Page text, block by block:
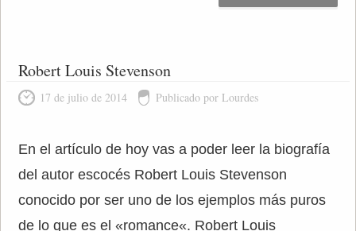
Robert Louis Stevenson
17 de julio de 2014 Publicado por Lourdes
En el artículo de hoy vas a poder leer la biografía
del autor escocés Robert Louis Stevenson
conocido por ser uno de los ejemplos más puros
de lo que es el «romance«. Robert Louis